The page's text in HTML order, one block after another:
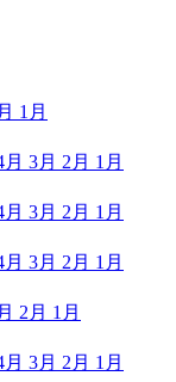
1月
月 3月 2月 1月
月 3月 2月 1月
月 3月 2月 1月
2月 1月
月 3月 2月 1月